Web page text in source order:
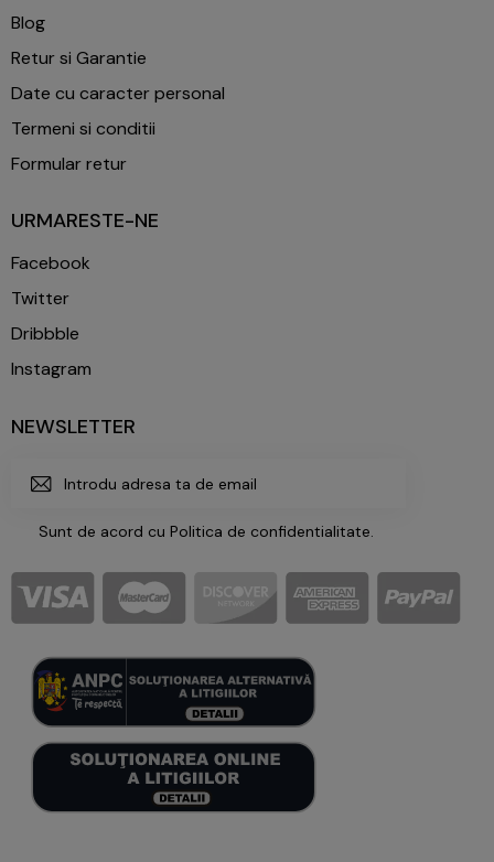
Blog
Retur si Garantie
Date cu caracter personal
Termeni si conditii
Formular retur
URMARESTE-NE
Facebook
Twitter
Dribbble
Instagram
NEWSLETTER
Sunt de acord cu Politica de confidentialitate.